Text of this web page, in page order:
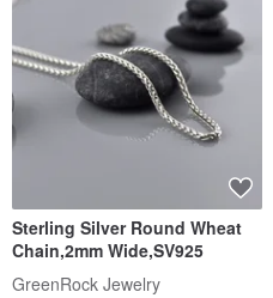
Sterling Silver Round Wheat
Chain,2mm Wide,SV925
GreenRock Jewelry